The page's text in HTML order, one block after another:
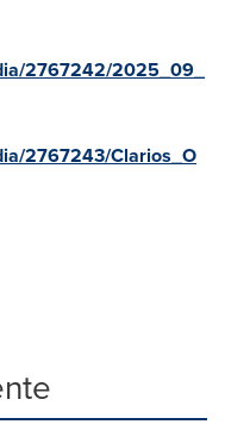
2767242/2025_09_
2767243/Clarios_O